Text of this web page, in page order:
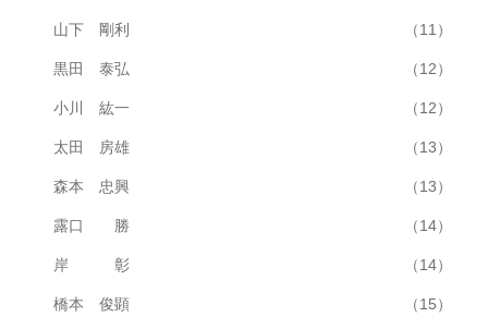
山下 剛利 （11）
黒田 泰弘 （12）
小川 紘一 （12）
太田 房雄 （13）
森本 忠興 （13）
露口 勝 （14）
岸 彰 （14）
橋本 俊顕 （15）